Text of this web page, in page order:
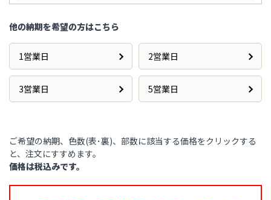
他の納期を希望の方はこちら
1営業日 2営業日
3営業日 5営業日
ご希望の納期、色数(表･裏)、部数に該当する価格をクリックする
と、注文にすすめます。
価格は税込みです。